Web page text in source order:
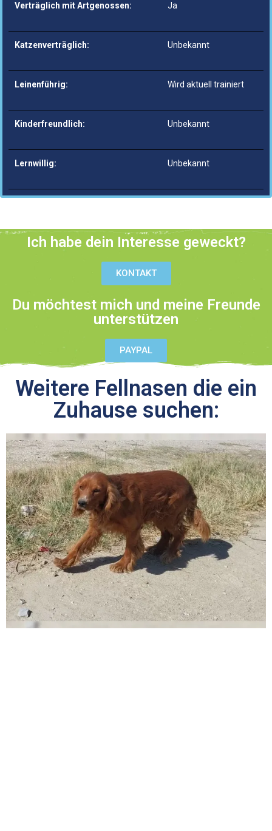
Verträglich mit Artgenossen: Ja
Katzenverträglich: Unbekannt
Leinenführig: Wird aktuell trainiert
Kinderfreundlich: Unbekannt
Lernwillig: Unbekannt
Ich habe dein Interesse geweckt?
KONTAKT
Du möchtest mich und meine Freunde
unterstützen
PAYPAL
Weitere Fellnasen die ein
Zuhause suchen: